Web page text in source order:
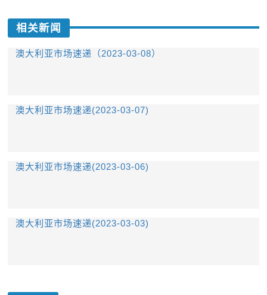
相关新闻
澳大利亚市场速递（2023-03-08）
澳大利亚市场速递(2023-03-07)
澳大利亚市场速递(2023-03-06)
澳大利亚市场速递(2023-03-03)